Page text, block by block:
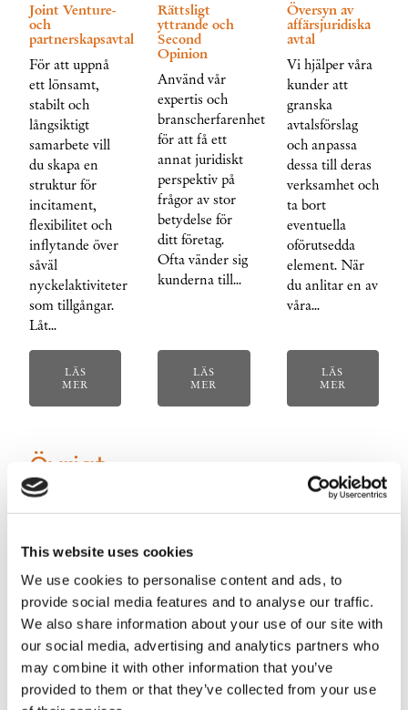
This website uses cookies
We use cookies to personalise content and ads, to
provide social media features and to analyse our traffic.
We also share information about your use of our site with
our social media, advertising and analytics partners who
may combine it with other information that you’ve
provided to them or that they’ve collected from your use
Joint Venture-
och
partnerskapsavtal
För att uppnå
ett lönsamt,
stabilt och
långsiktigt
samarbete vill
du skapa en
struktur för
incitament,
flexibilitet och
inflytande över
såväl
nyckelaktiviteter
som tillgångar.
Låt…
LÄS
MER
Rättsligt
yttrande och
Second
Opinion
Använd vår
expertis och
branscherfarenhet
för att få ett
annat juridiskt
perspektiv på
frågor av stor
betydelse för
ditt företag.
Ofta vänder sig
kunderna till…
LÄS
MER
Översyn av
affärsjuridiska
avtal
Vi hjälper våra
kunder att
granska
avtalsförslag
och anpassa
dessa till deras
verksamhet och
ta bort
eventuella
oförutsedda
element. När
du anlitar en av
våra…
LÄS
MER
Övrigt
Hyr en jurist
Advisors
erbjuder
möjligheten att
anlita jurister
interimsuppdrag
och erbjuder
affärsjurist-